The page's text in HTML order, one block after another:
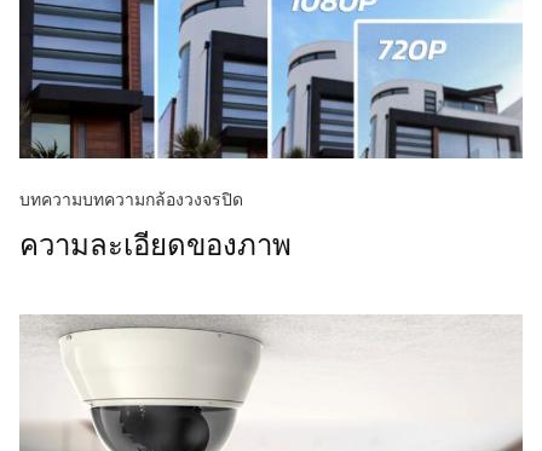
บทความบทความกล้องวงจรปิด
ความละเอียดของภาพ